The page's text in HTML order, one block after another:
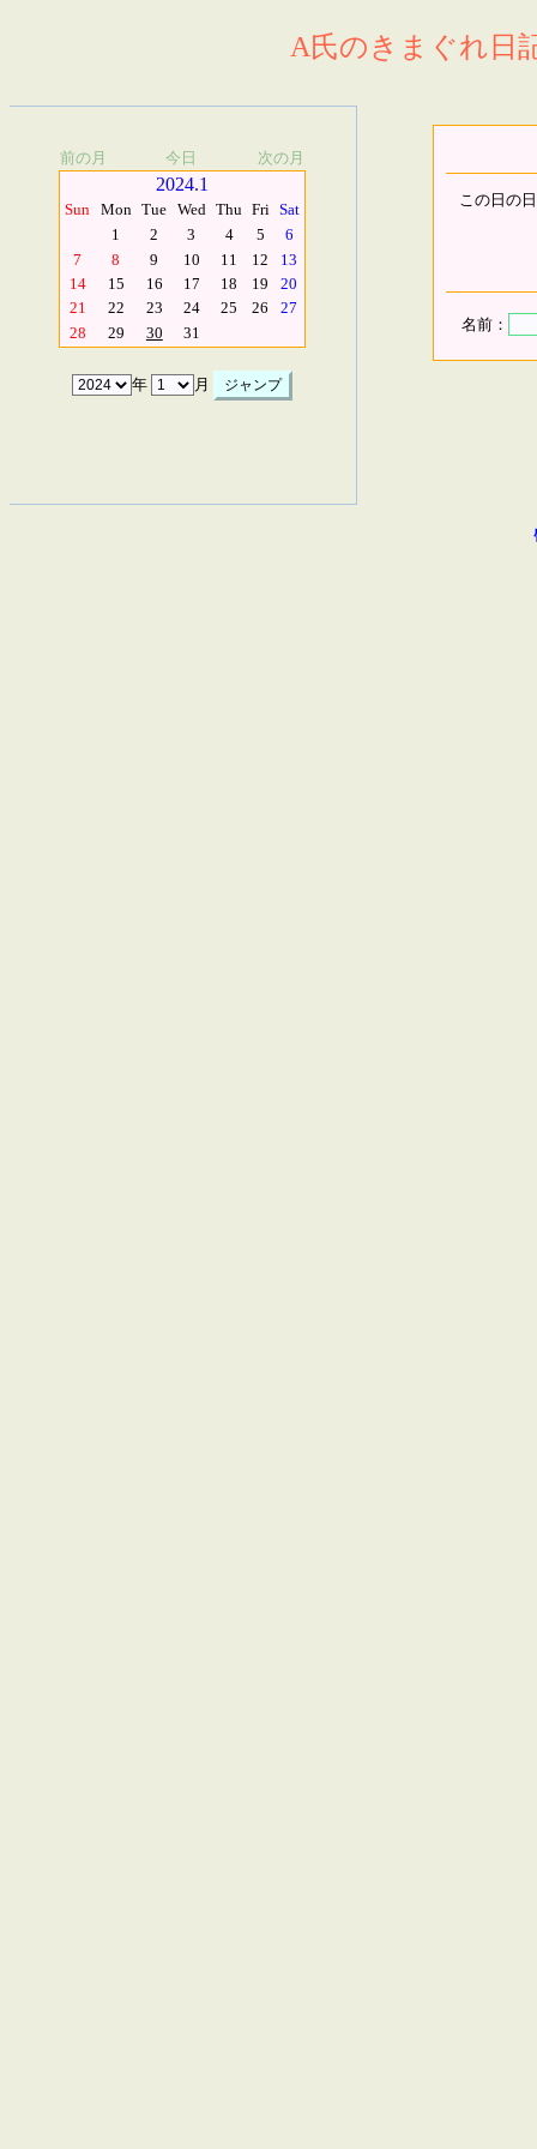
A氏のきまぐれ日
前の月 今日 次の月
2024.1
Sun Mon Tue Wed Thu Fri Sat
1
2 3 4 5
6
7
8 9 10 11 12
13
14
15 16 17 18 19
20
21
22 23 24 25 26
27
28
29 30 31
年 月
この日の
名前：